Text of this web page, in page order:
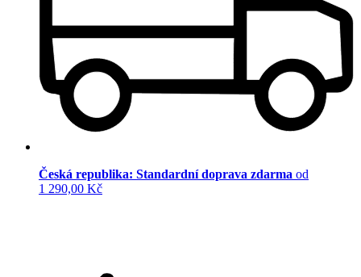
Česká republika: Standardní doprava zdarma od
1 290,00 Kč